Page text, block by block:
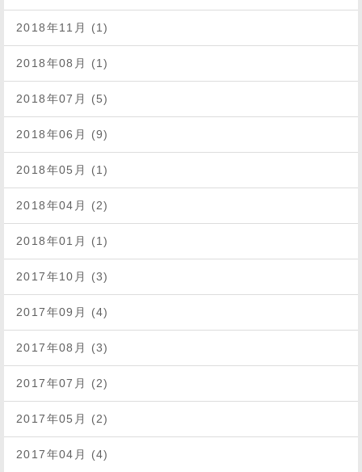
2018年11月 (1)
2018年08月 (1)
2018年07月 (5)
2018年06月 (9)
2018年05月 (1)
2018年04月 (2)
2018年01月 (1)
2017年10月 (3)
2017年09月 (4)
2017年08月 (3)
2017年07月 (2)
2017年05月 (2)
2017年04月 (4)